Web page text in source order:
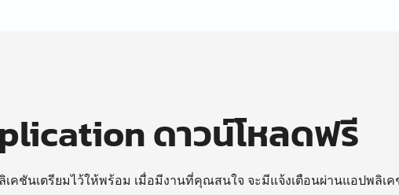
ดาวน์โหลดฟรี
คชันเตรียมไว้ให้พร้อม เมื่อมีงานที่คุณสนใจ จะมีแจ้งเตือนผ่านแอปพลิเ